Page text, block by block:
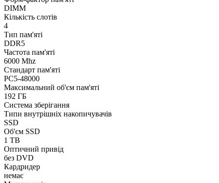
DIMM
Кількість слотів
4
Тип пам'яті
DDR5
Частота пам'яті
6000 Mhz
Стандарт пам'яті
PC5-48000
Максимальний об'єм пам'яті
192 ГБ
Система зберігання
Типи внутрішніх накопичувачів
SSD
Об'єм SSD
1 TB
Оптичний привід
без DVD
Кардридер
немає